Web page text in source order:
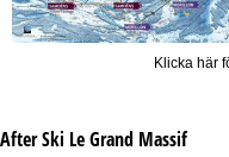
Klicka här
After Ski Le Grand Massif